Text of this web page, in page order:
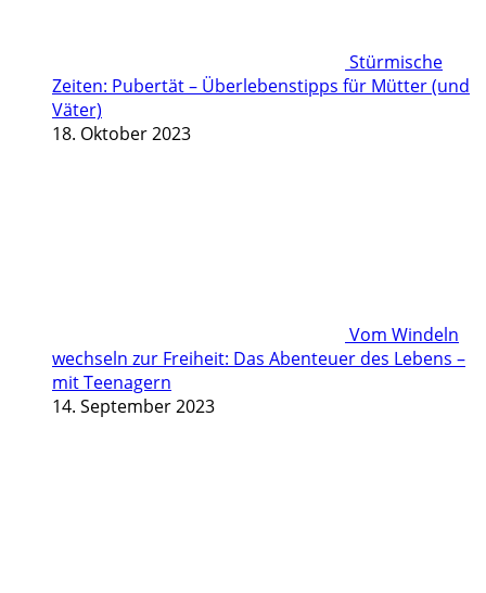
Stürmische
Zeiten: Pubertät – Überlebenstipps für Mütter (und
Väter)
18. Oktober 2023
Vom Windeln
wechseln zur Freiheit: Das Abenteuer des Lebens –
mit Teenagern
14. September 2023